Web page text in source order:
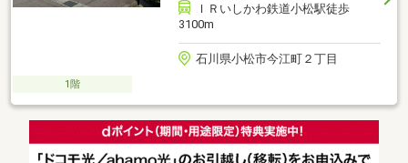
ＩＲいしかわ鉄道小松駅徒歩
3100m
石川県小松市今江町２丁目
1階